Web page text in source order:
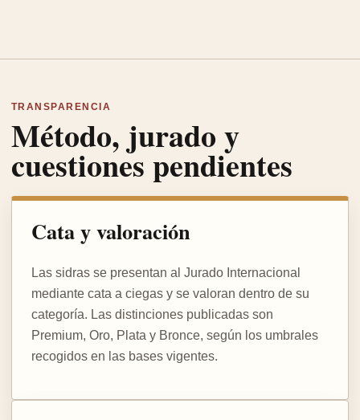
TRANSPARENCIA
Método, jurado y
cuestiones pendientes
Cata y valoración
Las sidras se presentan al Jurado Internacional
mediante cata a ciegas y se valoran dentro de su
categoría. Las distinciones publicadas son
Premium, Oro, Plata y Bronce, según los umbrales
recogidos en las bases vigentes.